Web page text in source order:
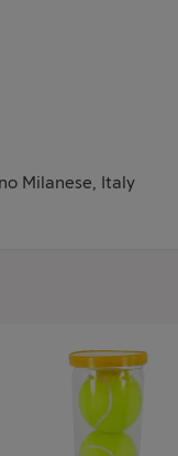
Milanese, Italy